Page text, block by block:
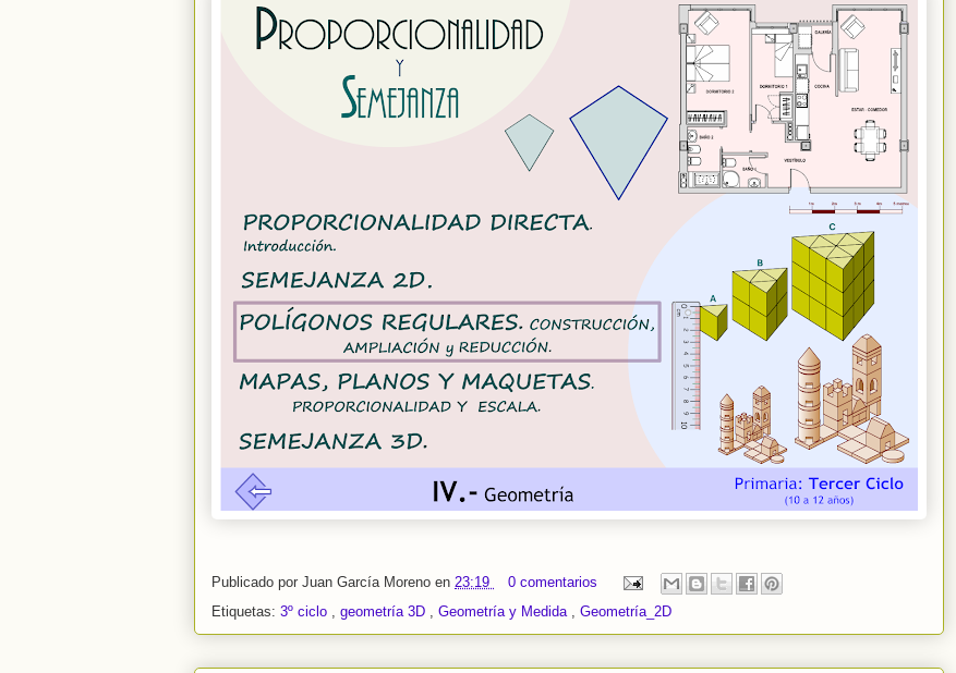
Publicado por Juan García Moreno en 23:19
0 comentarios
Etiquetas: 3º ciclo , geometría 3D , Geometría y Medida , Geometría_2D